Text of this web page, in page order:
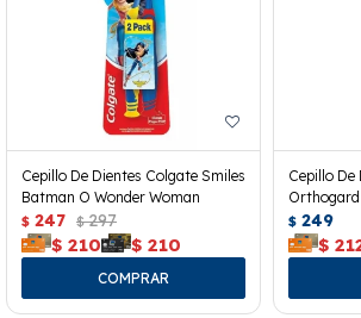
Cepillo De Dientes Colgate Smiles
Batman O Wonder Woman
$ 247 $ 297
$ 210 $ 210
Cepillo De
Orthogard
$ 249
$